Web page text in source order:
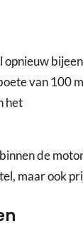
van 100
het
de
maar ook